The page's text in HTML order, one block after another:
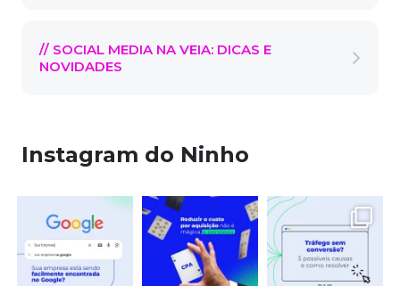
// SOCIAL MEDIA NA VEIA: DICAS E
NOVIDADES
Instagram do Ninho